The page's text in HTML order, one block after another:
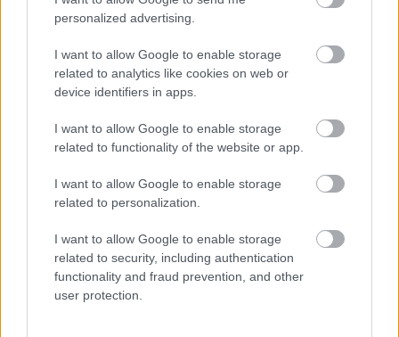
personalized advertising.
I want to allow Google to enable storage
related to analytics like cookies on web or
device identifiers in apps.
I want to allow Google to enable storage
related to functionality of the website or app.
I want to allow Google to enable storage
related to personalization.
I want to allow Google to enable storage
related to security, including authentication
functionality and fraud prevention, and other
user protection.
ευρώ σε αγρότες: Άνοιξε η πλατφόρμα
για τις αιτήσεις – Τα ποσά...
ENIKOS NETWORK